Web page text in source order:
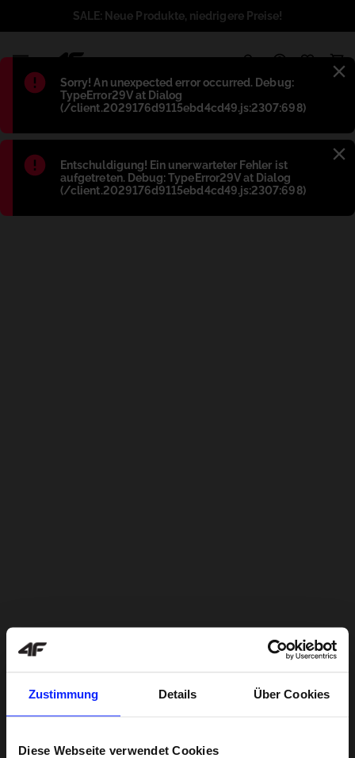
Zustimmung Details Über Cookies
Diese Webseite verwendet Cookies
Błąd:
Sorry! An unexpected error occurred. Debug:
TypeError29V at Dialog
(/client.2029176d9115ebd4cd49.js:2307:698)
Błąd:
Entschuldigung! Ein unerwarteter Fehler ist
aufgetreten. Debug: TypeError29V at Dialog
(/client.2029176d9115ebd4cd49.js:2307:698)
SALE: Neue Produkte, niedrigere Preise!